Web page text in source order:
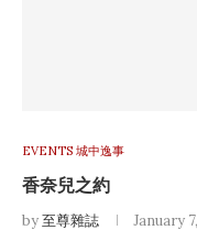
EVENTS 城中逸事
香奈兒之約
by至尊雜誌 January